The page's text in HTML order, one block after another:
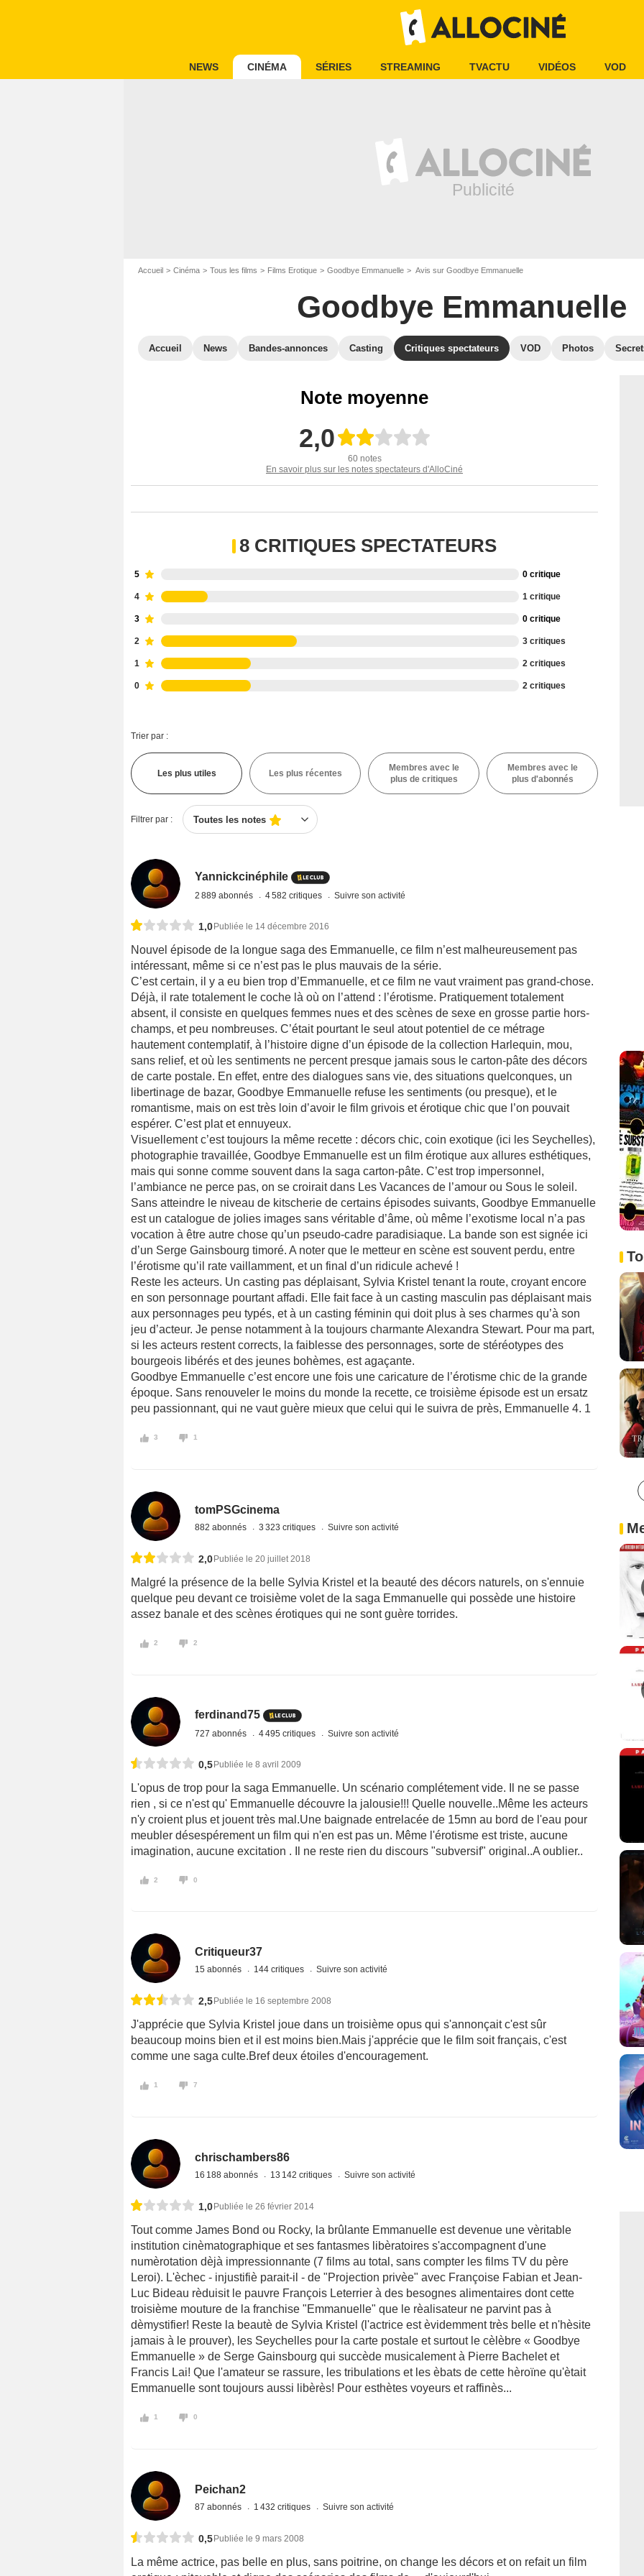
NEWS CINÉMA SÉRIES STREAMING TVACTU VIDÉOS VOD
Accueil Cinéma Tous les films Films Erotique Goodbye Emmanuelle Avis sur Goodbye Emmanuelle
Goodbye Emmanuelle
Accueil News Bandes-annonces Casting Critiques spectateurs VOD Photos
Note moyenne
2,0
60 notes
En savoir plus sur les notes spectateurs d'AlloCiné
8 CRITIQUES SPECTATEURS
5 0 critique
4 1 critique
3 0 critique
2 3 critiques
1 2 critiques
0 2 critiques
Trier par :
Les plus utiles Les plus récentes
Membres avec le
plus de critiques
Membres avec le
plus d'abonnés
Filtrer par : Toutes les notes
Yannickcinéphile
2 889 abonnés 4 582 critiques Suivre son activité
1,0 Publiée le 14 décembre 2016
Nouvel épisode de la longue saga des Emmanuelle, ce film n’est malheureusement pas
intéressant, même si ce n’est pas le plus mauvais de la série.
C’est certain, il y a eu bien trop d’Emmanuelle, et ce film ne vaut vraiment pas grand-chose.
Déjà, il rate totalement le coche là où on l’attend : l’érotisme. Pratiquement totalement
absent, il consiste en quelques femmes nues et des scènes de sexe en grosse partie hors-
champs, et peu nombreuses. C’était pourtant le seul atout potentiel de ce métrage
hautement contemplatif, à l’histoire digne d’un épisode de la collection Harlequin, mou,
sans relief, et où les sentiments ne percent presque jamais sous le carton-pâte des décors
de carte postale. En effet, entre des dialogues sans vie, des situations quelconques, un
libertinage de bazar, Goodbye Emmanuelle refuse les sentiments (ou presque), et le
romantisme, mais on est très loin d’avoir le film grivois et érotique chic que l’on pouvait
espérer. C’est plat et ennuyeux.
Visuellement c’est toujours la même recette : décors chic, coin exotique (ici les Seychelles),
photographie travaillée, Goodbye Emmanuelle est un film érotique aux allures esthétiques,
mais qui sonne comme souvent dans la saga carton-pâte. C’est trop impersonnel,
l’ambiance ne perce pas, on se croirait dans Les Vacances de l’amour ou Sous le soleil.
Sans atteindre le niveau de kitscherie de certains épisodes suivants, Goodbye Emmanuelle
est un catalogue de jolies images sans véritable d’âme, où même l’exotisme local n’a pas
vocation à être autre chose qu’un pseudo-cadre paradisiaque. La bande son est signée ici
d’un Serge Gainsbourg timoré. A noter que le metteur en scène est souvent perdu, entre
l’érotisme qu’il rate vaillamment, et un final d’un ridicule achevé !
Reste les acteurs. Un casting pas déplaisant, Sylvia Kristel tenant la route, croyant encore
en son personnage pourtant affadi. Elle fait face à un casting masculin pas déplaisant mais
aux personnages peu typés, et à un casting féminin qui doit plus à ses charmes qu’à son
jeu d’acteur. Je pense notamment à la toujours charmante Alexandra Stewart. Pour ma part,
si les acteurs restent corrects, la faiblesse des personnages, sorte de stéréotypes des
bourgeois libérés et des jeunes bohèmes, est agaçante.
Goodbye Emmanuelle c’est encore une fois une caricature de l’érotisme chic de la grande
époque. Sans renouveler le moins du monde la recette, ce troisième épisode est un ersatz
peu passionnant, qui ne vaut guère mieux que celui qui le suivra de près, Emmanuelle 4. 1
3 1
tomPSGcinema
882 abonnés 3 323 critiques Suivre son activité
2,0Publiée le 20 juillet 2018
Malgré la présence de la belle Sylvia Kristel et la beauté des décors naturels, on s'ennuie
quelque peu devant ce troisième volet de la saga Emmanuelle qui possède une histoire
assez banale et des scènes érotiques qui ne sont guère torrides.
2 2
ferdinand75
727 abonnés 4 495 critiques Suivre son activité
0,5Publiée le 8 avril 2009
L'opus de trop pour la saga Emmanuelle. Un scénario complétement vide. Il ne se passe
rien , si ce n'est qu' Emmanuelle découvre la jalousie!!! Quelle nouvelle..Même les acteurs
n'y croient plus et jouent très mal.Une baignade entrelacée de 15mn au bord de l'eau pour
meubler désespérement un film qui n'en est pas un. Même l'érotisme est triste, aucune
imagination, aucune excitation . Il ne reste rien du discours "subversif" original..A oublier..
2 0
Critiqueur37
15 abonnés 144 critiques Suivre son activité
2,5 Publiée le 16 septembre 2008
J'apprécie que Sylvia Kristel joue dans un troisième opus qui s'annonçait c'est sûr
beaucoup moins bien et il est moins bien.Mais j'apprécie que le film soit français, c'est
comme une saga culte.Bref deux étoiles d'encouragement.
1 7
chrischambers86
16 188 abonnés 13 142 critiques Suivre son activité
1,0 Publiée le 26 février 2014
Tout comme James Bond ou Rocky, la brûlante Emmanuelle est devenue une vèritable
institution cinèmatographique et ses fantasmes libèratoires s'accompagnent d'une
numèrotation dèjà impressionnante (7 films au total, sans compter les films TV du père
Leroi). L'èchec - injustifiè parait-il - de "Projection privèe" avec Françoise Fabian et Jean-
Luc Bideau rèduisit le pauvre François Leterrier à des besognes alimentaires dont cette
troisième mouture de la franchise "Emmanuelle" que le rèalisateur ne parvint pas à
dèmystifier! Reste la beautè de Sylvia Kristel (l'actrice est èvidemment très belle et n'hèsite
jamais à le prouver), les Seychelles pour la carte postale et surtout le cèlèbre « Goodbye
Emmanuelle » de Serge Gainsbourg qui succède musicalement à Pierre Bachelet et
Francis Lai! Que l'amateur se rassure, les tribulations et les èbats de cette hèroïne qu'ètait
Emmanuelle sont toujours aussi libèrès! Pour esthètes voyeurs et raffinès...
1 0
Peichan2
87 abonnés 1 432 critiques Suivre son activité
0,5 Publiée le 9 mars 2008
La même actrice, pas belle en plus, sans poitrine, on change les décors et on refait un film